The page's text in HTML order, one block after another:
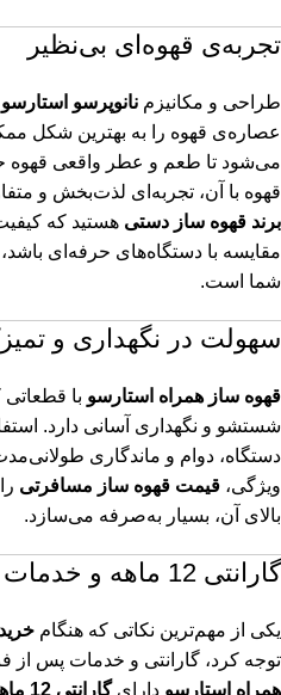
تجربه‌ی قهوه‌ای بی‌نظیر
طراحی و مکانیزم نانوپرسو استارسو
عصاره‌ی قهوه را به بهترین شکل
می‌شود تا طعم و عطر واقعی قهوه
قهوه با آن، تجربه‌ای لذت‌بخش و
برند قهوه ساز دستی هستید که
مقایسه با دستگاه‌های حرفه‌ای
شما است.
سهولت در نگهداری و
قهوه ساز همراه استارسو با
شستشو و نگهداری آسانی دارد.
دستگاه، دوام و ماندگاری
ویژگی، قیمت قهوه ساز مسافرتی
بالای آن، بسیار به‌صرفه می‌سازد.
گارانتی 12 ماهه و خدمات پس از فروش
یکی از مهم‌ترین نکاتی که هنگام
توجه کرد، گارانتی و خدمات پس
همراه استارسو دارایگارانتی 12 ماهه